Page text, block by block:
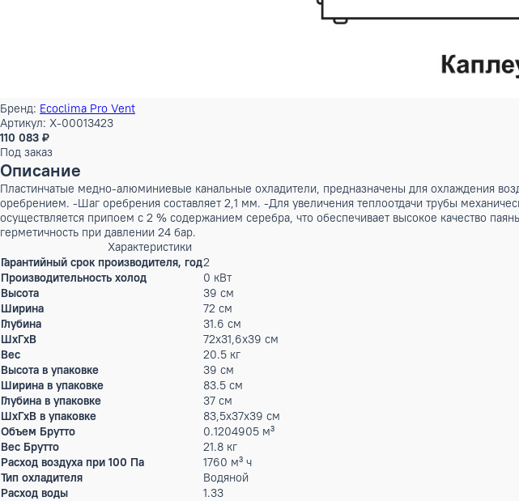
Бренд:Ecoclima Pro Vent
Артикул: X-00013423
110 083 ₽
Под заказ
Описание
Пластинчатые медно-алюминиевые канальные охладители, предназначены для
оребрением. -Шаг оребрения составляет 2,1 мм. -Для увеличения теплоотдачи
осуществляется припоем с 2 % содержанием серебра, что обеспечивает высокое
герметичность при давлении 24 бар.
Характеристики
Гарантийный срок производителя, год 2
Производительность холод
0 кВт
Высота
39 см
Ширина